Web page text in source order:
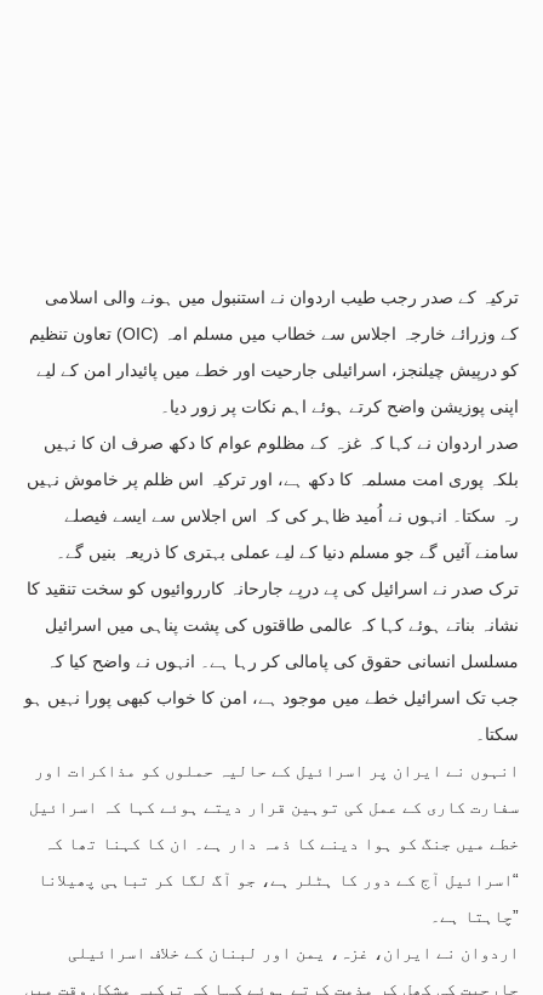
ترکیہ کے صدر رجب طیب اردوان نے استنبول میں ہونے والی اسلامی
تعاون تنظیم (OIC) کے وزرائے خارجہ اجلاس سے خطاب میں مسلم امہ
کو درپیش چیلنجز، اسرائیلی جارحیت اور خطے میں پائیدار امن کے لیے
اپنی پوزیشن واضح کرتے ہوئے اہم نکات پر زور دیا۔
صدر اردوان نے کہا کہ غزہ کے مظلوم عوام کا دکھ صرف ان کا نہیں
بلکہ پوری امت مسلمہ کا دکھ ہے، اور ترکیہ اس ظلم پر خاموش نہیں
رہ سکتا۔ انہوں نے اُمید ظاہر کی کہ اس اجلاس سے ایسے فیصلے
سامنے آئیں گے جو مسلم دنیا کے لیے عملی بہتری کا ذریعہ بنیں گے۔
ترک صدر نے اسرائیل کی پے درپے جارحانہ کارروائیوں کو سخت تنقید کا
نشانہ بناتے ہوئے کہا کہ عالمی طاقتوں کی پشت پناہی میں اسرائیل
مسلسل انسانی حقوق کی پامالی کر رہا ہے۔ انہوں نے واضح کیا کہ
جب تک اسرائیل خطے میں موجود ہے، امن کا خواب کبھی پورا نہیں ہو
سکتا۔
انہوں نے ایران پر اسرائیل کے حالیہ حملوں کو مذاکرات اور
سفارت کاری کے عمل کی توہین قرار دیتے ہوئے کہا کہ اسرائیل
خطے میں جنگ کو ہوا دینے کا ذمہ دار ہے۔ ان کا کہنا تھا کہ
“اسرائیل آج کے دور کا ہٹلر ہے، جو آگ لگا کر تباہی پھیلانا
چاہتا ہے۔”
اردوان نے ایران، غزہ، یمن اور لبنان کے خلاف اسرائیلی
جارحیت کی کھل کر مذمت کرتے ہوئے کہا کہ ترکیہ مشکل وقت میں